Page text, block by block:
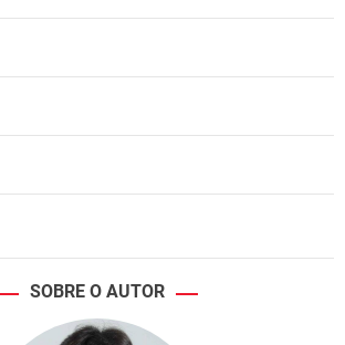
SOBRE O AUTOR